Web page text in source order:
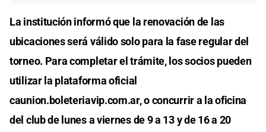
La institución informó que la renovación de las
ubicaciones será válido solo para la fase regular del
torneo. Para completar el trámite, los socios pueden
utilizar la plataforma oficial
caunion.boleteriavip.com.ar, o concurrir a la oficina
del club de lunes a viernes de 9 a 13 y de 16 a 20